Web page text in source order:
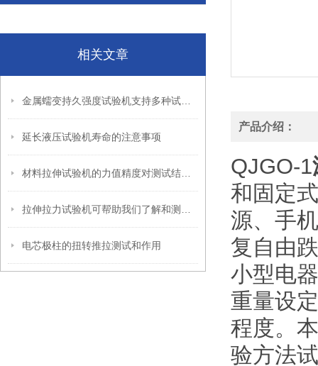
相关文章
延长液压试验机寿命的注意事项
电芯极柱的扭转推拉测试和作用
产品介绍：
QJGO-1
和固定
源、手
复自由
小型电
重量设
程度。
验方法